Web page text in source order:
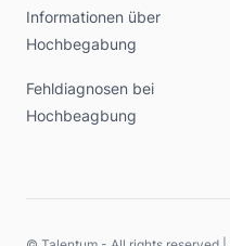
Informationen über
Hochbegabung
Fehldiagnosen bei
Hochbeagbung